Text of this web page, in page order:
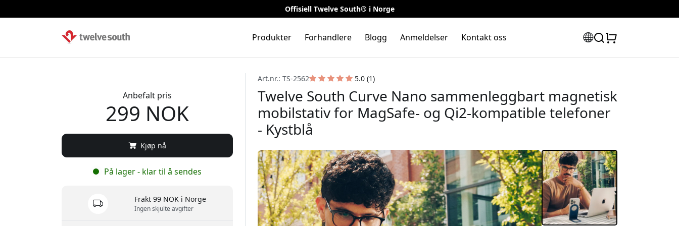
Offisiell Twelve South® i Norge
Produkter Forhandlere Blogg Anmeldelser Kontakt oss
Art.nr.: TS-2562 5.0 (1)
Twelve South Curve Nano sammenleggbart magnetisk
mobilstativ for MagSafe- og Qi2-kompatible telefoner
- Kystblå
Anbefalt pris
299 NOK
Kjøp nå
På lager - klar til å sendes
Frakt 99 NOK i Norge
Ingen skjulte avgifter